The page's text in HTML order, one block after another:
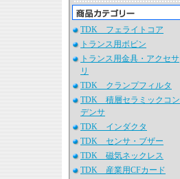
TDK フェライトコア
トランス用ボビン
トランス用金具・アクセサ
リ
TDK クランプフィルタ
TDK 積層セラミックコン
デンサ
TDK インダクタ
TDK センサ・ブザー
TDK 磁気ネックレス
TDK 産業用CFカード